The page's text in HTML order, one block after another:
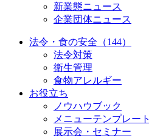
新業態ニュース
企業団体ニュース
法令・食の安全（144）
法令対策
衛生管理
食物アレルギー
お役立ち
ノウハウブック
メニューテンプレート
展示会・セミナー